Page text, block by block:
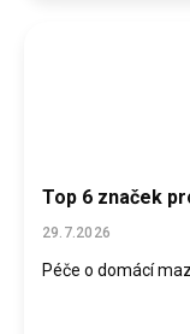
Top 6 značek
29.7.2026
Péče o domácí